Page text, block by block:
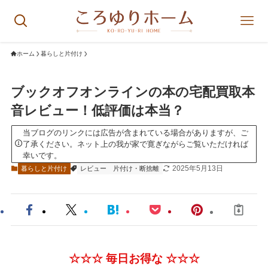
ホーム 暮らしと片付け
ブックオフオンラインの本の宅配買取本
音レビュー！低評価は本当？
当ブログのリンクには広告が含まれている場合がありますが、ご
了承ください。ネット上の我が家で寛ぎながらご覧いただければ
幸いです。
暮らしと片付け レビュー 片付け・断捨離 2025年5月13日
☆☆☆ 毎日お得な ☆☆☆